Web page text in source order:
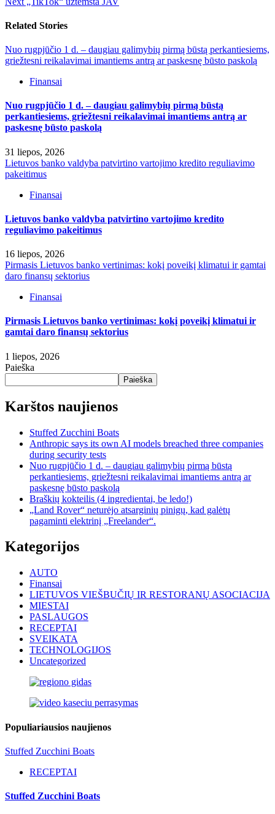
Related Stories
Nuo rugpjūčio 1 d. – daugiau galimybių pirmą būstą perkantiesiems,
griežtesni reikalavimai imantiems antrą ar paskesnę būsto paskolą
Finansai
Nuo rugpjūčio 1 d. – daugiau galimybių pirmą būstą
perkantiesiems, griežtesni reikalavimai imantiems antrą ar
paskesnę būsto paskolą
31 liepos, 2026
Lietuvos banko valdyba patvirtino vartojimo kredito reguliavimo
pakeitimus
Finansai
Lietuvos banko valdyba patvirtino vartojimo kredito
reguliavimo pakeitimus
16 liepos, 2026
Pirmasis Lietuvos banko vertinimas: kokį poveikį klimatui ir gamtai
daro finansų sektorius
Finansai
Pirmasis Lietuvos banko vertinimas: kokį poveikį klimatui ir
gamtai daro finansų sektorius
1 liepos, 2026
Paieška
Paieška
Karštos naujienos
Stuffed Zucchini Boats
Anthropic says its own AI models breached three companies
during security tests
Nuo rugpjūčio 1 d. – daugiau galimybių pirmą būstą
perkantiesiems, griežtesni reikalavimai imantiems antrą ar
paskesnę būsto paskolą
Braškių kokteilis (4 ingredientai, be ledo!)
„Land Rover“ neturėjo atsarginių pinigų, kad galėtų
pagaminti elektrinį „Freelander“.
Kategorijos
AUTO
Finansai
LIETUVOS VIEŠBUČIŲ IR RESTORANŲ ASOCIACIJA
MIESTAI
PASLAUGOS
RECEPTAI
SVEIKATA
TECHNOLOGIJOS
Uncategorized
Populiariausios naujienos
Stuffed Zucchini Boats
RECEPTAI
Stuffed Zucchini Boats